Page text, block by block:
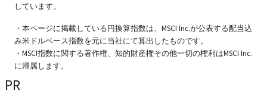
しています。
・本ページに掲載している円換算指数は、MSCI Inc.が公表する配当込
み米ドルベース指数を元に当社にて算出したものです。
・MSCI指数に関する著作権、知的財産権その他一切の権利はMSCI Inc.
に帰属します。
PR